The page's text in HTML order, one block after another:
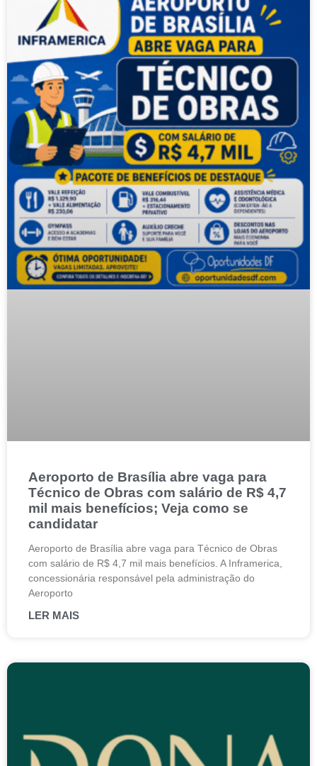
Aeroporto de Brasília abre vaga para
Técnico de Obras com salário de R$ 4,7
mil mais benefícios; Veja como se
candidatar
Aeroporto de Brasília abre vaga para Técnico de Obras
com salário de R$ 4,7 mil mais benefícios. A Inframerica,
concessionária responsável pela administração do
Aeroporto
LER MAIS